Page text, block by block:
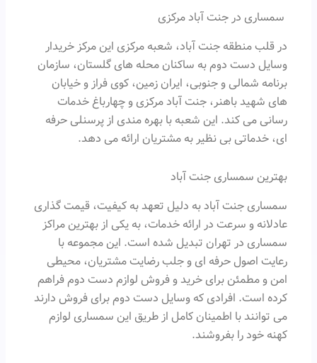
سمساری در جنت آباد مرکزی
در قلب منطقه جنت آباد، شعبه مرکزی این مرکز خریدار
وسایل دست دوم به ساکنان محله های گلستان، سازمان
برنامه شمالی و جنوبی، ایران زمین، کوی فراز و خیابان
های شهید باهنر، جنت آباد مرکزی و چهارباغ خدمات
رسانی می کند. این شعبه با بهره مندی از پرسنلی حرفه
ای، خدماتی بی نظیر به مشتریان ارائه می دهد.
بهترین سمساری جنت آباد
سمساری جنت آباد به دلیل تعهد به کیفیت، قیمت گذاری
عادلانه و سرعت در ارائه خدمات، به یکی از بهترین مراکز
سمساری در تهران تبدیل شده است. این مجموعه با
رعایت اصول حرفه ای و جلب رضایت مشتریان، محیطی
امن و مطمئن برای خرید و فروش لوازم دست دوم فراهم
کرده است. افرادی که وسایل دست دوم برای فروش دارند
می توانند با اطمینان کامل از طریق این سمساری لوازم
کهنه خود را بفروشند.